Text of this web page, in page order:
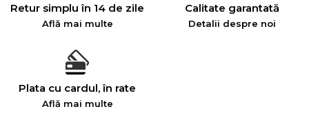
Retur simplu în 14 de zile
Află mai multe
Calitate garantată
Detalii despre noi
Plata cu cardul, în rate
Află mai multe